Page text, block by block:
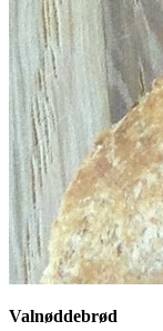
Valnøddebrød